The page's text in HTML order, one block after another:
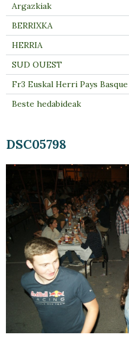
DSC05798
Argazkiak
BERRIXKA
HERRIA
SUD OUEST
Fr3 Euskal Herri Pays Basque
Beste hedabideak